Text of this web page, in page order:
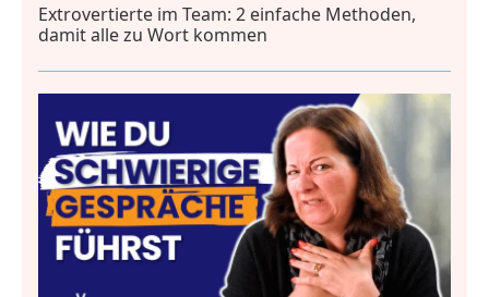
Extrovertierte im Team: 2 einfache Methoden,
damit alle zu Wort kommen